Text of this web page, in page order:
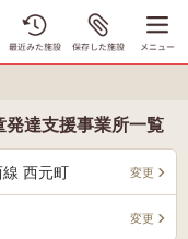
達支援事業所一覧
西元町 変更
変更